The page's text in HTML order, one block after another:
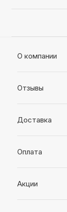
О компании
Отзывы
Доставка
Оплата
Акции